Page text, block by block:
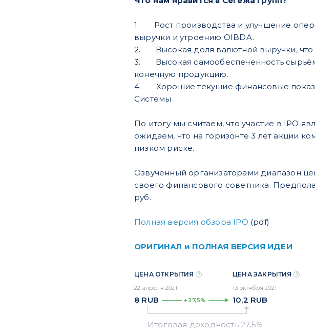
1. Рост производства и улучшение
выручки и утроению OIBDA.
2. Высокая доля валютной выручки, что
3. Высокая самообеспеченность
конечную продукцию.
4. Хорошие текущие финансовые
Системы
По итогу мы считаем, что участие в IPO
ожидаем, что на горизонте 3 лет акции
низком риске.
Озвученный организаторами диапазон
своего финансового советника.
руб.
Полная версия обзора IPO (pdf)
ОРИГИНАЛ и ПОЛНАЯ ВЕРСИЯ ИДЕИ
ЦЕНА ОТКРЫТИЯ
22 апреля 2021
8 RUB +27,5%
ЦЕНА ЗАКРЫТИЯ
13 октября 2021
10,2 RUB